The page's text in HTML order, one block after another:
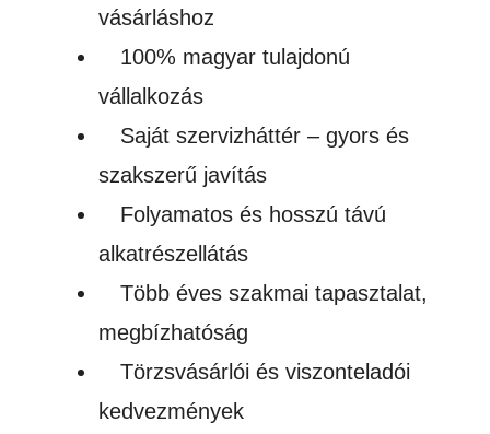
vásárláshoz
100% magyar tulajdonú
vállalkozás
Saját szervizháttér – gyors és
szakszerű javítás
Folyamatos és hosszú távú
alkatrészellátás
Több éves szakmai tapasztalat,
megbízhatóság
Törzsvásárlói és viszonteladói
kedvezmények